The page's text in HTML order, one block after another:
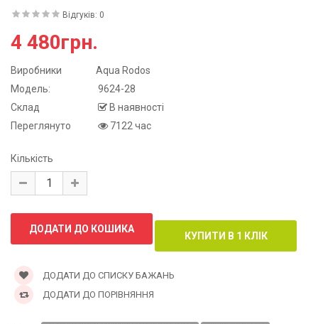
Відгуків: 0
4 480грн.
Виробники
Aqua Rodos
Модель:
9624-28
Склад
В наявності
Переглянуто
7122 час
Кількість
ДОДАТИ ДО СПИСКУ БАЖАНЬ
ДОДАТИ ДО ПОРІВНЯННЯ